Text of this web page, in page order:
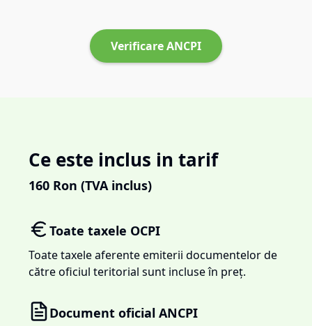
Verificare ANCPI
Ce este inclus in tarif
160 Ron (TVA inclus)
Toate taxele OCPI
Toate taxele aferente emiterii documentelor de
către oficiul teritorial sunt incluse în preț.
Document oficial ANCPI